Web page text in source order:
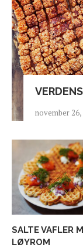
november 26,
SALTE VAFLER
LØYROM